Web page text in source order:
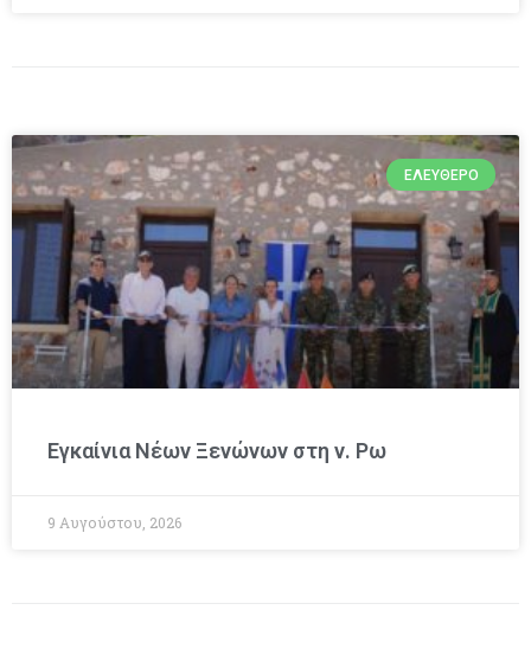
ΕΛΕΎΘΕΡΟ
Εγκαίνια Νέων Ξενώνων στη ν. Ρω
9 Αυγούστου, 2026